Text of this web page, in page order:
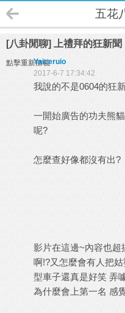
五花
[八卦閒聊] 上禮拜的狂新聞
點擊重新加載Yaiceruio
2017-6-7 17:34:42
我說的不是0604的狂
一開始廣告的功夫熊
呢?
怎麼查好像都沒有出?
影片在這邊~內容也超
啊!?又怎麼會有人把
型車子還真是好笑 弄
為什麼會上第一名 感